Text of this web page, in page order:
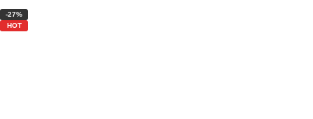
-27%
HOT